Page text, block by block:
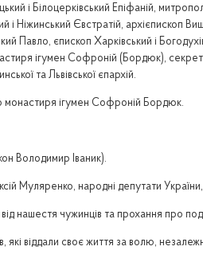
і Білоцерківський Епіфаній,
і Ніжинський Євстратій, архієпископ
Павло, єпископ Харківський і
ігумен Софроній (Бордюк),
та Львівської єпархій.
монастиря ігумен Софроній Бордюк.
Володимир Іваник).
народні депутати України,
нашестя чужинців та прохання про
віддали своє життя за волю,